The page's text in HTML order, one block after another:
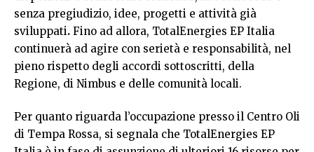
senza pregiudizio, idee, progetti e attività già
sviluppati. Fino ad allora, TotalEnergies EP Italia
continuerà ad agire con serietà e responsabilità, nel
pieno rispetto degli accordi sottoscritti, della
Regione, di Nimbus e delle comunità locali.
Per quanto riguarda l’occupazione presso il Centro Oli
di Tempa Rossa, si segnala che TotalEnergies EP